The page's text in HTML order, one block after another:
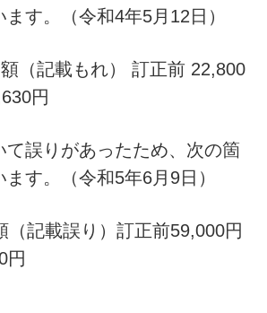
す。（令和4年5月12日）
（記載もれ） 訂正前 22,800
円
て誤りがあったため、次の箇
す。（令和5年6月9日）
記載誤り）訂正前59,000円
円